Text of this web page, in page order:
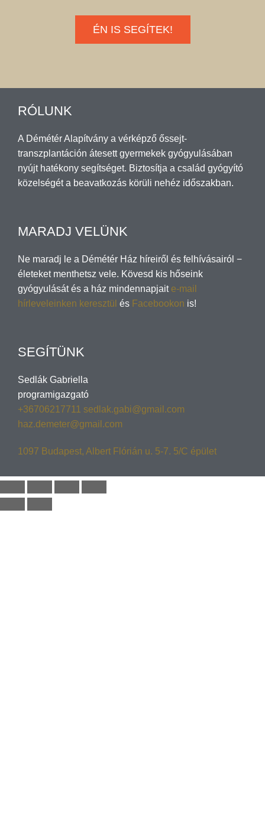
ÉN IS SEGÍTEK!
RÓLUNK
A Démétér Alapítvány a vérképző őssejt-
transzplantáción átesett gyermekek gyógyulásában
nyújt hatékony segítséget. Biztosítja a család gyógyító
közelségét a beavatkozás körüli nehéz időszakban.
MARADJ VELÜNK
Ne maradj le a Démétér Ház híreiről és felhívásairól −
életeket menthetsz vele. Kövesd kis hőseink
gyógyulását és a ház mindennapjait e-mail
hírleveleinken keresztül és Facebookon is!
SEGÍTÜNK
Sedlák Gabriella
programigazgató
+36706217711 sedlak.gabi@gmail.com
haz.demeter@gmail.com
1097 Budapest, Albert Flórián u. 5-7. 5/C épület